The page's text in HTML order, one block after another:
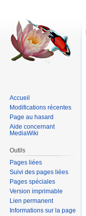
Accueil
Modifications récentes
Page au hasard
Aide concernant
MediaWiki
Outils
Pages liées
Suivi des pages liées
Pages spéciales
Version imprimable
Lien permanent
Informations sur la page